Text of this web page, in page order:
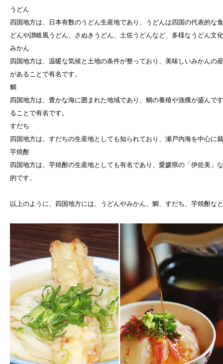
うどん
四国地方は、日本有数のうどん生産地であり、うどんは四国の代表的
どんや讃岐風うどん、さぬきうどん、土佐うどんなど、多様なうどん文
みかん
四国地方は、温暖な気候と土地の条件が整っており、美味しいみかん
があることで有名です。
鯛
四国地方は、豊かな海に囲まれた地域であり、鯛の養殖や漁獲が盛ん
ることで有名です。
すだち
四国地方は、すだちの生産地としても知られており、瀬戸内海を中心
芋焼酎
四国地方は、芋焼酎の生産地としても有名であり、愛媛県の「伊佐美
的です。
以上のように、四国地方には、うどんやみかん、鯛、すだち、芋焼酎な